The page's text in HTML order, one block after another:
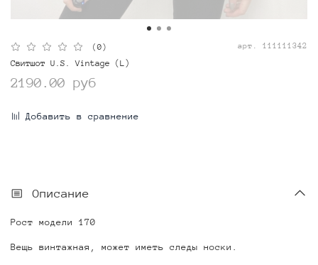
(0) арт. 111111342
Свитшот U.S. Vintage (L)
2190.00 руб
Добавить в сравнение
Описание
Рост модели 170
Вещь винтажная, может иметь следы носки.